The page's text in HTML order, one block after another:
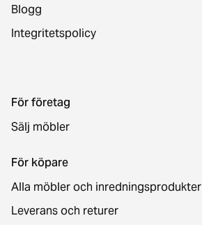
Blogg
Integritetspolicy
För företag
Sälj möbler
För köpare
Alla möbler och inredningsprodukter
Leverans och returer